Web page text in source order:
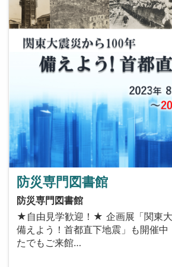
防災専門図書館
防災専門図書館
★自由見学歓迎！★ 企画展「関東
備えよう！首都直下地震」も開催
たでもご来館…